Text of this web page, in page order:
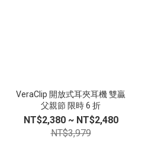
VeraClip 開放式耳夾耳機 雙贏
父親節 限時 6 折
NT$2,380 ~ NT$2,480
NT$3,979